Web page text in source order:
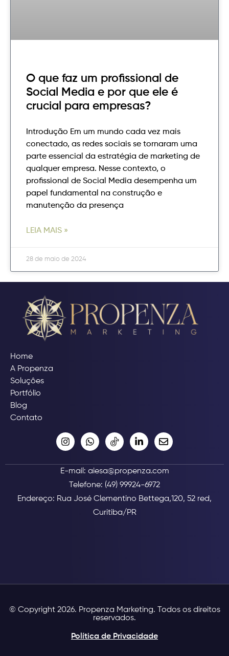
O que faz um profissional de
Social Media e por que ele é
crucial para empresas?
Introdução Em um mundo cada vez mais
conectado, as redes sociais se tornaram uma
parte essencial da estratégia de marketing de
qualquer empresa. Nesse contexto, o
profissional de Social Media desempenha um
papel fundamental na construção e
manutenção da presença
LEIA MAIS »
28 de maio de 2024
Home
A Propenza
Soluçôes
Portfólio
Blog
Contato
E-mail: aiesa@propenza.com
Telefone: (49) 99924-6972
Endereço: Rua José Clementino Bettega,120, 52 red,
Curitiba/PR
© Copyright 2026. Propenza Marketing. Todos os direitos
reservados.
Política de Privacidade